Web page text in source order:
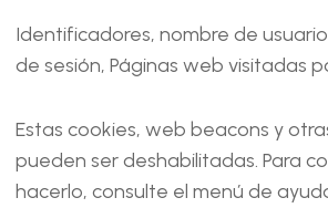
Identificadores, nombre de
de sesión, Páginas web visitadas
Estas cookies, web beacons y
pueden ser deshabilitadas. Para
hacerlo, consulte el menú de